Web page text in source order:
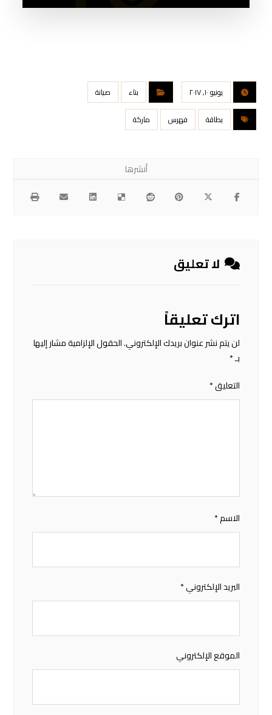
يونيو ١٠, ٢٠١٧ بناء
صيانة
بطاقة
فهرس ماركة
لا تعليق
اترك تعليقاً
لن يتم نشر عنوان بريدك الإلكتروني.الحقول الإلزامية مشار إليها
بـ*
التعليق*
الاسم*
البريد الإلكتروني*
الموقع الإلكتروني